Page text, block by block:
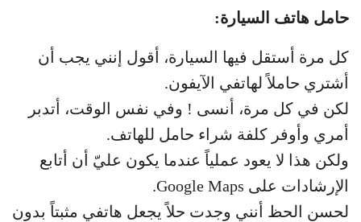
حامل هاتف السيارة:
كل مرة أستقل فيها السيارة، أقول إنني يجب أن
أشتري حاملاً لهاتفي الآيفون.
لكن في كل مرة، أنسى ! وفي نفس الوقت، أتدبر
أمري وأوفر كلفة شراء حامل للهاتف.
ولكن هذا لا يعود عملياً عندما يكون عليّ أن أتابع
الإرشادات على Google Maps.
لحسن الحظ أنني وجدت حلاً يجعل هاتفي مثبتاً بدون